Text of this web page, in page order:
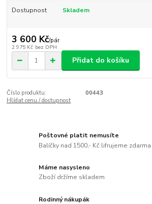
Dostupnost Skladem
3 600 Kč/pár
2 975 Kč bez DPH
Přidat do košíku
Číslo produktu:
00443
Hlídat cenu / dostupnost
Poštovné platit nemusíte
Balíčky nad 1500,- Kč lifrujeme zdarma
Máme nasysleno
Zboží držíme skladem
Rodinný nákupák